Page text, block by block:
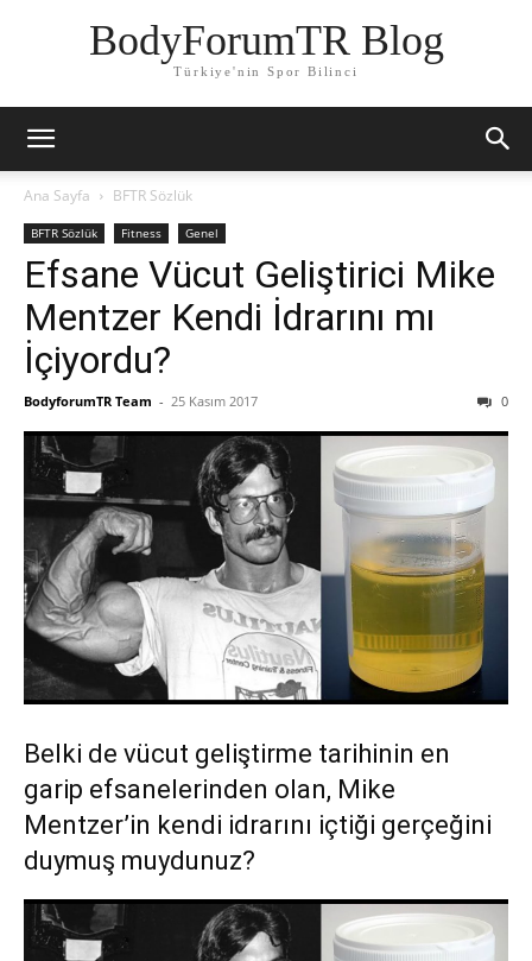
BodyForumTR Blog
Türkiye'nin Spor Bilinci
Ana Sayfa BFTR Sözlük
BFTR Sözlük Fitness Genel
Efsane Vücut Geliştirici Mike
Mentzer Kendi İdrarını mı
İçiyordu?
BodyforumTR Team - 25 Kasım 2017 0
Belki de vücut geliştirme tarihinin en
garip efsanelerinden olan, Mike
Mentzer’in kendi idrarını içtiği gerçeğini
duymuş muydunuz?